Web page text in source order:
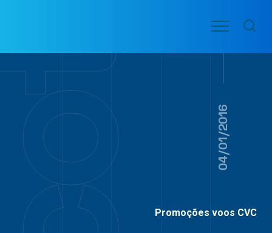
conteúdo
VOO
AÉREAS
Menu
04/01/2016
Promoções voos CVC